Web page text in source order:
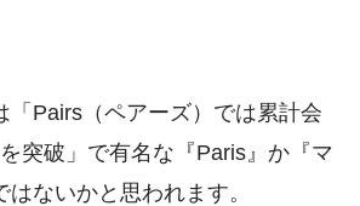
「Pairs（ペアーズ）では累計会
突破」で有名な『Paris』か『マ
はないかと思われます。